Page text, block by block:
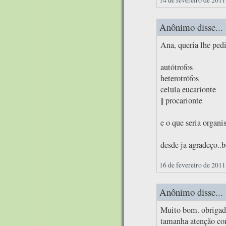
Anônimo disse...
Ana, queria lhe
autótrofos
heterotrófos
celula eucarionte
|| procarionte
e o que seria
desde ja
16 de fevereiro de
Anônimo disse...
Muito bom.
tamanha atenção